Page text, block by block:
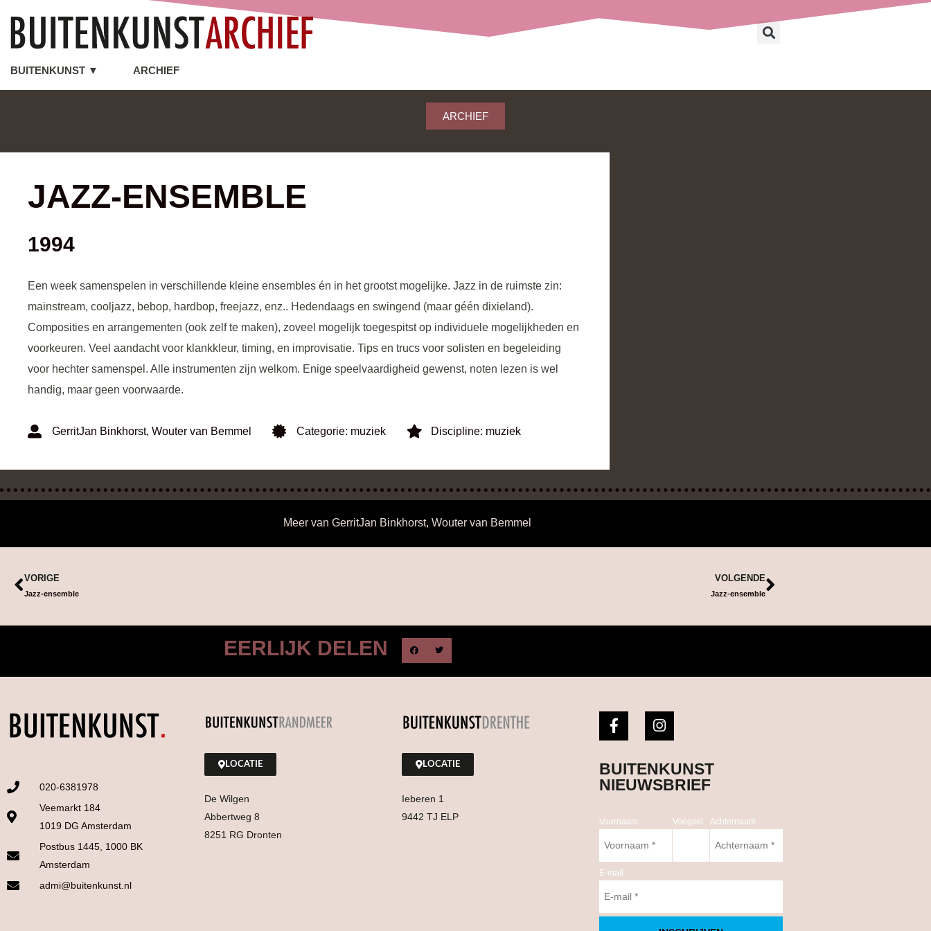
BUITENKUNST ▼ ARCHIEF
ARCHIEF
JAZZ-ENSEMBLE
1994
Een week samenspelen in verschillende kleine ensembles én in het grootst mogelijke. Jazz in de ruimste zin:
mainstream, cooljazz, bebop, hardbop, freejazz, enz.. Hedendaags en swingend (maar géén dixieland).
Composities en arrangementen (ook zelf te maken), zoveel mogelijk toegespitst op individuele mogelijkheden en
voorkeuren. Veel aandacht voor klankkleur, timing, en improvisatie. Tips en trucs voor solisten en begeleiding
voor hechter samenspel. Alle instrumenten zijn welkom. Enige speelvaardigheid gewenst, noten lezen is wel
handig, maar geen voorwaarde.
GerritJan Binkhorst, Wouter van Bemmel Categorie: muziek Discipline: muziek
Meer van GerritJan Binkhorst, Wouter van Bemmel
VORIGE
Jazz-ensemble
VOLGENDE
Jazz-ensemble
EERLIJK DELEN
020-6381978
Veemarkt 184
1019 DG Amsterdam
Postbus 1445, 1000 BK
Amsterdam
admi@buitenkunst.nl
LOCATIE
De Wilgen
Abbertweg 8
8251 RG Dronten
LOCATIE
Ieberen 1
9442 TJ ELP
BUITENKUNST
NIEUWSBRIEF
Voornaam Voegsel Achternaam
E-mail